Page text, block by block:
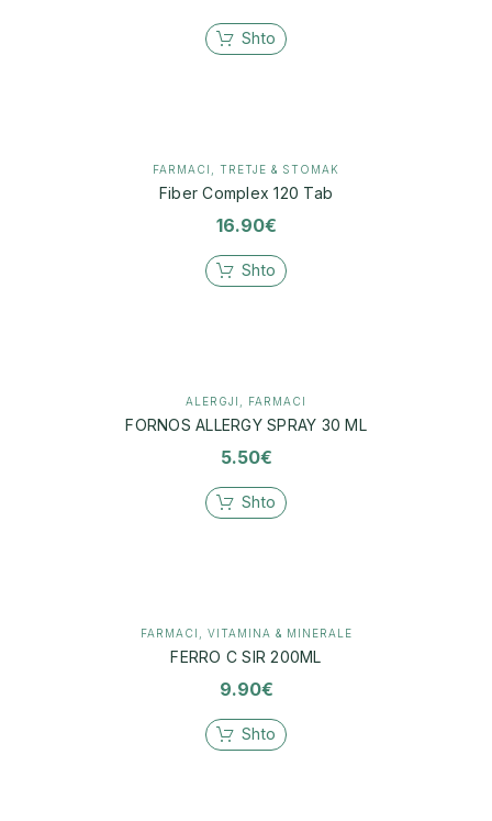
Shto
FARMACI TRETJE & STOMAK
Fiber Complex 120 Tab
16.90€
Shto
ALERGJI FARMACI
FORNOS ALLERGY SPRAY 30 ML
5.50€
Shto
FARMACI VITAMINA & MINERALE
FERRO C SIR 200ML
9.90€
Shto